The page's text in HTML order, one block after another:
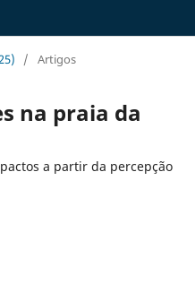
/ Artigos
na praia da
a partir da percepção